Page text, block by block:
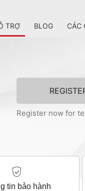
TRỢ BLOG CÁC
Register now for
tin bảo hành